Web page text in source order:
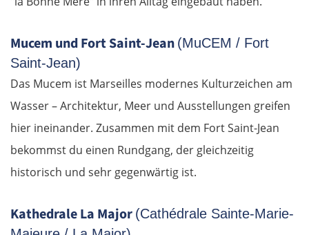
Mucem und Fort Saint-Jean (MuCEM / Fort
Saint-Jean)
Das Mucem ist Marseilles modernes Kulturzeichen am
Wasser – Architektur, Meer und Ausstellungen greifen
hier ineinander. Zusammen mit dem Fort Saint-Jean
bekommst du einen Rundgang, der gleichzeitig
historisch und sehr gegenwärtig ist.
Kathedrale La Major (Cathédrale Sainte-Marie-